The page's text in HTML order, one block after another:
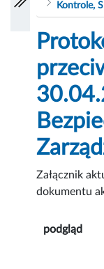
Kontrole,
Załącznik
dokumentu
podgląd